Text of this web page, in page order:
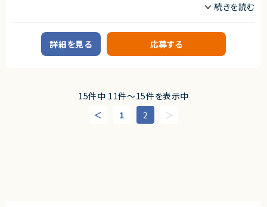
・ルールや役割が固まっていない環境でも、自分で情報を取りに行き、主体的
・AI活用や新しい開発手法のキャッチアップに前向きな方
・AIによる業務効率化に強い興味があり、積極的に学びながら成長したい方
・現場のリアルな悩みや違和感に寄り添い、対話を通じて課題解決に導ける
①開発経験をお持ちの方
②ClaudeやNotebookLMなどのAIツールを日常業務で積極的に活用して
契約形態
業務委託(準委任契約)
◎Rhinoceros経験が少しでもあれば検討可能なため、若手の方のご応募
HR領域におけるSaaSプロダクトを展開する事業会社です。
■プロダクトやサービスの概要
・人材・組織領域に関するWebサービス
・TVCM／インフォマーシャル等の映像制作
・メールバナー動画、メルマガ用ビジュアル制作
・静止画（広告バナー、サムネイル、資料用グラフィック等）制作
詳細を見る 応募する
15件中 11件〜15件を表示中
1
2